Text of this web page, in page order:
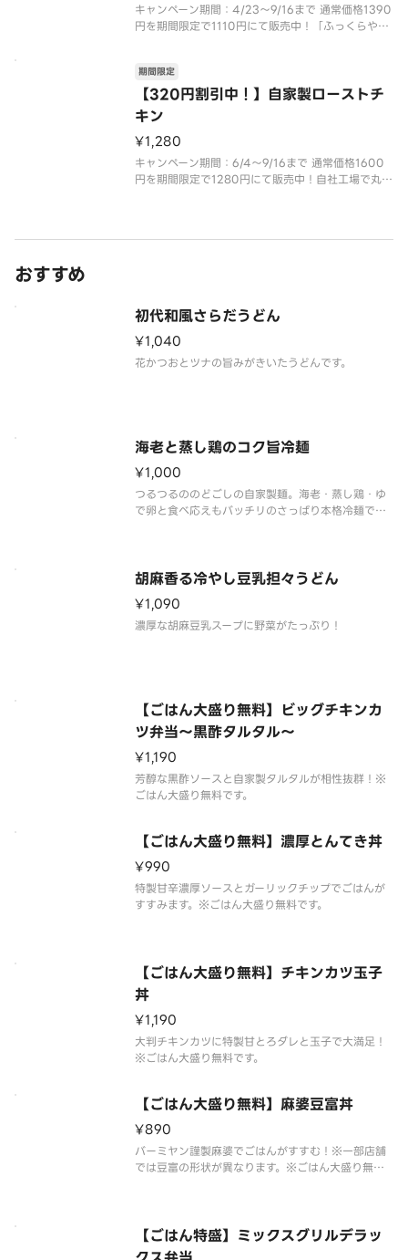
キャンペーン期間：4/23～9/16まで 通常価格1390
円を期間限定で1110円にて販売中！「ふっくらやわ
【320円割引中！】自家製ローストチ
キン
期間限定
¥1,280
キャンペーン期間：6/4～9/16まで 通常価格1600
円を期間限定で1280円にて販売中！自社工場で丸ご
し上がりくださ
おすすめ
初代和風さらだうどん
¥1,040
花かつおとツナの旨みがきいたうどんです。
海老と蒸し鶏のコク旨冷麺
¥1,000
つるつるののどごしの自家製麺。海老・蒸し鶏・ゆ
で卵と食べ応えもバッチリのさっぱり本格冷麺で
まっているので、流水でほぐし
胡麻香る冷やし豆乳担々うどん
¥1,090
濃厚な胡麻豆乳スープに野菜がたっぷり！
【ごはん大盛り無料】ビッグチキンカ
ツ弁当～黒酢タルタル～
¥1,190
芳醇な黒酢ソースと自家製タルタルが相性抜群！※
ごはん大盛り無料です。
【ごはん大盛り無料】濃厚とんてき丼
¥990
特製甘辛濃厚ソースとガーリックチップでごはんが
すすみます。※ごはん大盛り無料です。
【ごはん大盛り無料】チキンカツ玉子
丼
¥1,190
大判チキンカツに特製甘とろダレと玉子で大満足！
※ごはん大盛り無料です。
【ごはん大盛り無料】麻婆豆富丼
¥890
バーミヤン謹製麻婆でごはんがすすむ！※一部店舗
では豆富の形状が異なります。※ごはん大盛り無料
【ごはん特盛】ミックスグリルデラッ